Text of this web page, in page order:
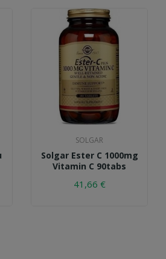
SOLGAR
Solgar Ester C 1000mg
Vitamin C 90tabs
41,66 €